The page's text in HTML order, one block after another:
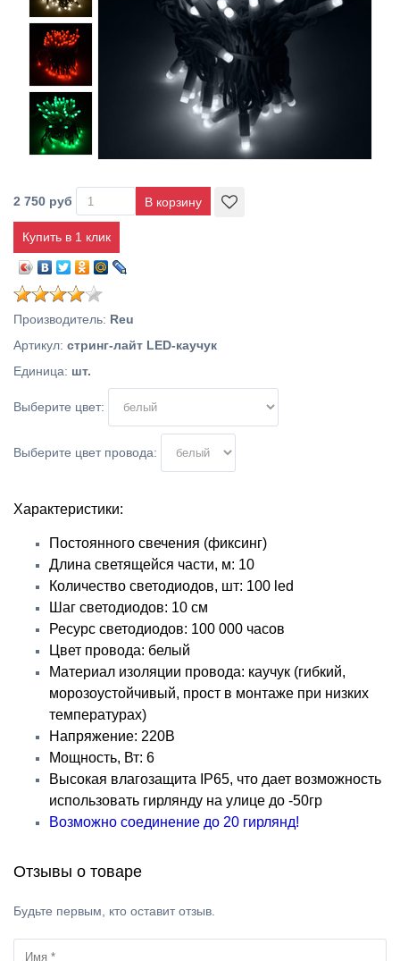
2 750 руб
Купить в 1 клик
Производитель: Reu
Артикул: стринг-лайт LED-каучук
Единица: шт.
Выберите цвет:
Выберите цвет провода:
Характеристики:
Постоянного свечения (фиксинг)
Длина светящейся части, м: 10
Количество светодиодов, шт: 100 led
Шаг светодиодов: 10 см
Ресурс светодиодов: 100 000 часов
Цвет провода: белый
Материал изоляции провода: каучук (гибкий,
морозоустойчивый, прост в монтаже при низких
температурах)
Напряжение: 220В
Мощность, Вт: 6
Высокая влагозащита IP65, что дает возможность
использовать гирлянду на улице до -50гр
Возможно соединение до 20 гирлянд!
Отзывы о товаре
Будьте первым, кто оставит отзыв.